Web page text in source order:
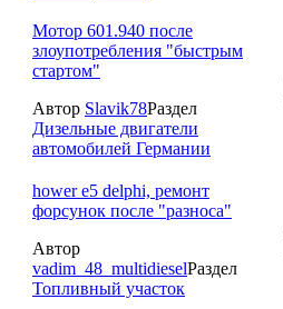
Мотор 601.940 после
злоупотребления "быстрым
стартом"
Автор Slavik78Раздел
Дизельные двигатели
автомобилей Германии
hower e5 delphi, ремонт
форсунок после "разноса"
Автор
vadim_48_multidieselРаздел
Топливный участок